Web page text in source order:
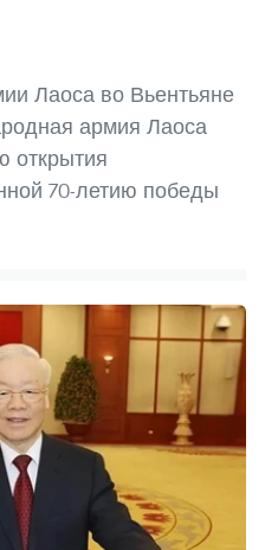
Лаоса во Вьентьяне
армия Лаоса
открытия
70-летию победы